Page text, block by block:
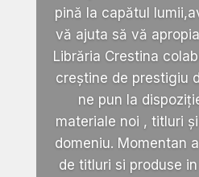
pină la capătul
vă ajuta să vă
Librăria Crestina
creștine de prestigiu
ne pun la
materiale noi , titluri
domeniu. Momentan
de titluri si produse